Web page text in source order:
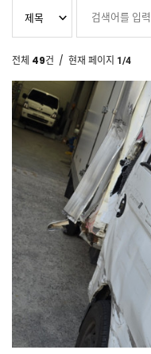
전체 49건 / 현재 페이지 1/4